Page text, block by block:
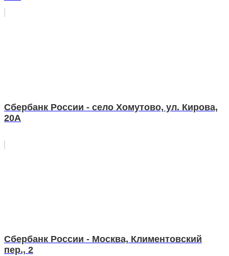
Сбербанк России - село Хомутово, ул. Кирова,
20А
Сбербанк России - Москва, Климентовский
пер., 2